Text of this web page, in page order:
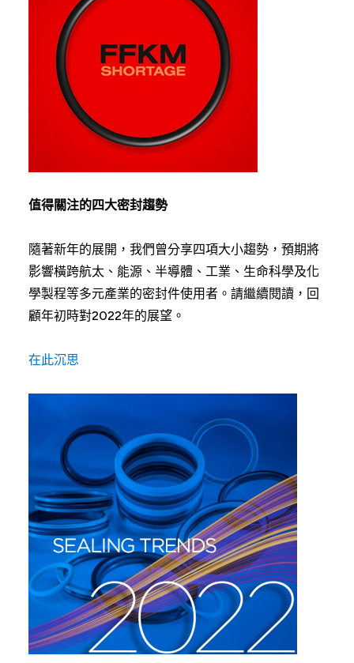
值得關注的四大密封趨勢
隨著新年的展開，我們曾分享四項大小趨勢，預期將
影響橫跨航太、能源、半導體、工業、生命科學及化
學製程等多元產業的密封件使用者。請繼續閱讀，回
顧年初時對2022年的展望。
在此沉思